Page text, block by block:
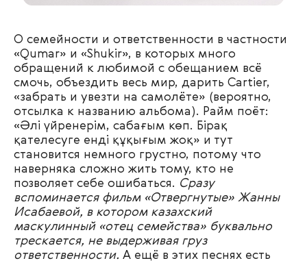
О семейности и ответственности в частности
«Qumar» и «Shukir», в которых много
обращений к любимой с обещанием всё
смочь, объездить весь мир, дарить Cartier,
«забрать и увезти на самолёте» (вероятно,
отсылка к названию альбома). Райм поёт:
«Әлі үйренерім, сабағым көп. Бірақ
қателесуге енді құқығым жоқ» и тут
становится немного грустно, потому что
наверняка сложно жить тому, кто не
позволяет себе ошибаться. Сразу
вспоминается фильм «Отвергнутые» Жанны
Исабаевой, в котором казахский
маскулинный «отец семейства» буквально
трескается, не выдерживая груз
ответственности. А ещё в этих песнях есть